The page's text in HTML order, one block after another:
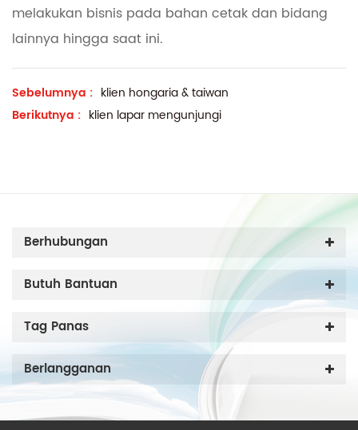
melakukan bisnis pada bahan cetak dan bidang
lainnya hingga saat ini.
Sebelumnya : klien hongaria & taiwan
Berikutnya : klien lapar mengunjungi
Berhubungan
Butuh Bantuan
Tag Panas
Berlangganan